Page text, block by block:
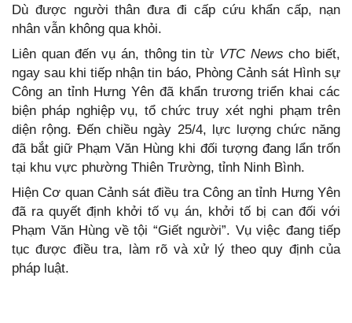
Dù được người thân đưa đi cấp cứu khẩn cấp, nạn
nhân vẫn không qua khỏi.
Liên quan đến vụ án, thông tin từ VTC News cho biết,
ngay sau khi tiếp nhận tin báo, Phòng Cảnh sát Hình sự
Công an tỉnh Hưng Yên đã khẩn trương triển khai các
biện pháp nghiệp vụ, tổ chức truy xét nghi phạm trên
diện rộng. Đến chiều ngày 25/4, lực lượng chức năng
đã bắt giữ Phạm Văn Hùng khi đối tượng đang lẩn trốn
tại khu vực phường Thiên Trường, tỉnh Ninh Bình.
Hiện Cơ quan Cảnh sát điều tra Công an tỉnh Hưng Yên
đã ra quyết định khởi tố vụ án, khởi tố bị can đối với
Phạm Văn Hùng về tội “Giết người”. Vụ việc đang tiếp
tục được điều tra, làm rõ và xử lý theo quy định của
pháp luật.